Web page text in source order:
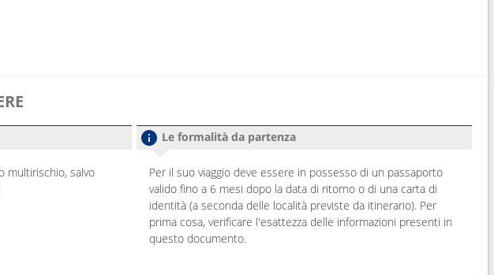
multirischio, salvo
Le formalità da partenza
Per il suo viaggio deve essere in possesso di un passaporto
valido fino a 6 mesi dopo la data di ritorno o di una carta di
identità (a seconda delle località previste da itinerario). Per
prima cosa, verificare l'esattezza delle informazioni presenti in
questo documento.